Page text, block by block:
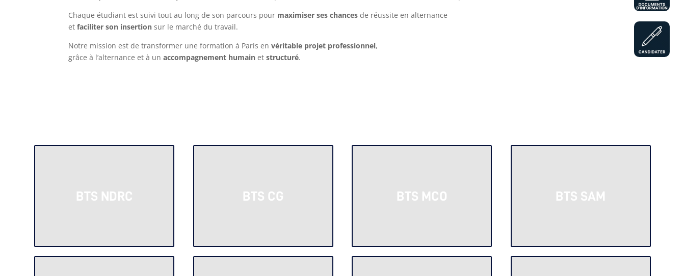
Chaque étudiant est suivi tout au long de son parcours pour maximiser ses chances de réussite en alternance
etfaciliter son insertion sur le marché du travail.
Notre mission est de transformer une formation à Paris envéritable projet professionnel,
grâce à l’alternance et à unaccompagnement humain etstructuré.
BTS NDRC BTS CG BTS MCO BTS SAM